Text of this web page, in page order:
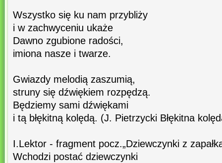
Wszystko się ku nam przybliży
i w zachwyceniu ukaże
Dawno zgubione radości,
imiona nasze i twarze.
Gwiazdy melodią zaszumią,
struny się dźwiękiem rozpędzą.
Będziemy sami dźwiękami
i tą błękitną kolędą. (J. Pietrzycki Błękitna
I.Lektor - fragment pocz.„Dziewczynki z
Wchodzi postać dziewczynki